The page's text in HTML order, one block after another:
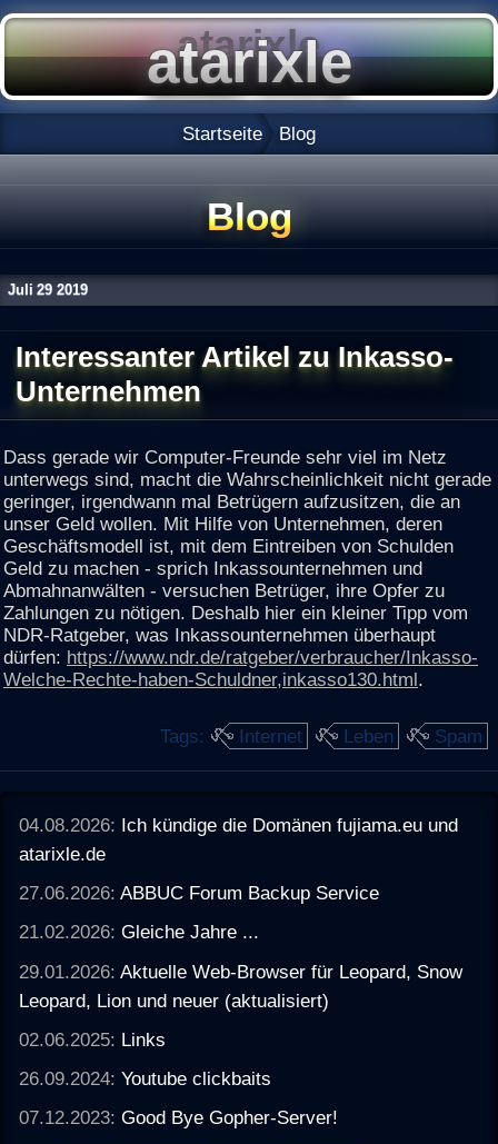
Startseite Blog
Blog
Juli 29 2019
Interessanter Artikel zu Inkasso-
Unternehmen
Dass gerade wir Computer-Freunde sehr viel im Netz
unterwegs sind, macht die Wahrscheinlichkeit nicht gerade
geringer, irgendwann mal Betrügern aufzusitzen, die an
unser Geld wollen. Mit Hilfe von Unternehmen, deren
Geschäftsmodell ist, mit dem Eintreiben von Schulden
Geld zu machen - sprich Inkassounternehmen und
Abmahnanwälten - versuchen Betrüger, ihre Opfer zu
Zahlungen zu nötigen. Deshalb hier ein kleiner Tipp vom
NDR-Ratgeber, was Inkassounternehmen überhaupt
dürfen: https://www.ndr.de/ratgeber/verbraucher/Inkasso-
Welche-Rechte-haben-Schuldner,inkasso130.html.
Tags: Internet Leben Spam
04.08.2026: Ich kündige die Domänen fujiama.eu und
atarixle.de
27.06.2026:ABBUC Forum Backup Service
21.02.2026:Gleiche Jahre ...
29.01.2026:Aktuelle Web-Browser für Leopard, Snow
Leopard, Lion und neuer (aktualisiert)
02.06.2025: Links
26.09.2024:Youtube clickbaits
07.12.2023:Good Bye Gopher-Server!